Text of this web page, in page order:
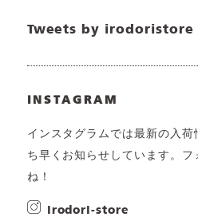
Tweets by irodoristore
INSTAGRAM
インスタグラムでは最新の入
ち早くお知らせしています。
ね！
irodori-store